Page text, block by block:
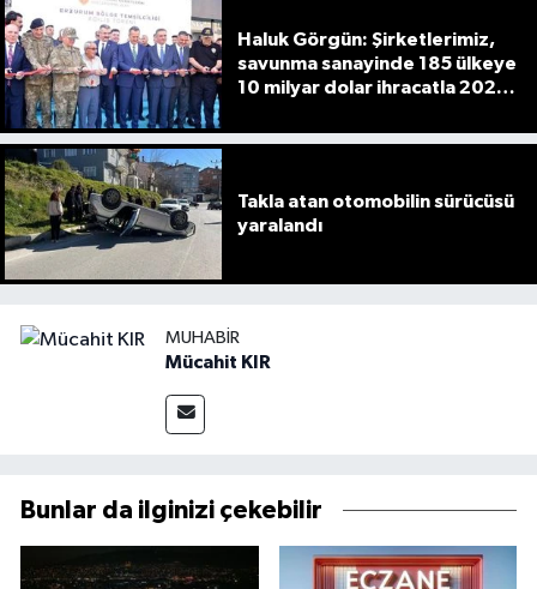
Haluk Görgün: Şirketlerimiz,
savunma sanayinde 185 ülkeye
10 milyar dolar ihracatla 2025'i
Takla atan otomobilin sürücüsü
yaralandı
MUHABIR
Mücahit KIR
Bunlar da ilginizi çekebilir